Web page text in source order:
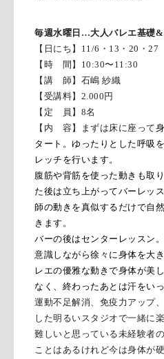
毎週水曜日…大人バレエ基礎&
【日にち】11/6・13・20・27
【時 間】 10:30〜 11:30
【講 師】石嶋 紗織
【受講料】 2.000円
【定 員】8名
【内 容】
まずは床に座って
タート。ゆったりとした呼吸
レッチを行います。
腹筋や背筋を使った動きも取
た後は立ち上がってバーレッ
師の動きを真似するだけで自
きます。
バーの後はセンターレッスン
意識しながら徐々に身体を大
レエの優雅な動きで身体が美
なく、終わったあとは汗をい
運動不足解消、免疫力アップ
した明るいスタジオで一緒に
難しいと思っている未経験者
ことはあるけれど今は身体が